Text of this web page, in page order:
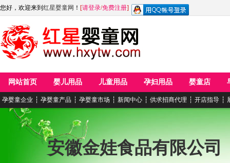
您好，欢迎来到 红星婴童网 ！ [请登录/免费注册]
网站首页 婴儿用品 儿童用品 孕妇用品 婴童店
孕婴童企业 ┆ 孕婴童产品 ┆ 孕婴童市场 ┆ 新闻中心 ┆ 供求招商代理 ┆ 开店指导 ┆
安徽金娃食品有限公司